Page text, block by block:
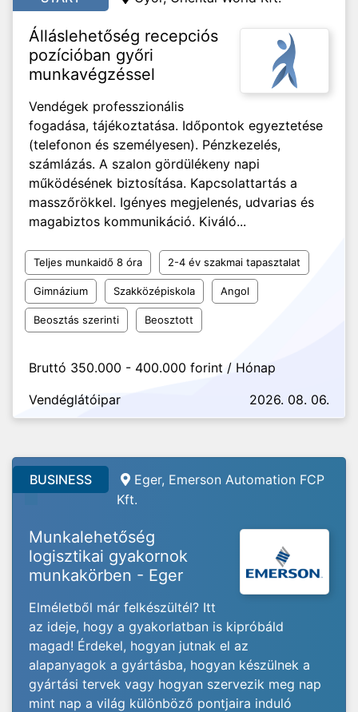
Álláslehetőség recepciós
pozícióban győri
munkavégzéssel
Vendégek professzionális
fogadása, tájékoztatása. Időpontok egyeztetése
(telefonon és személyesen). Pénzkezelés,
számlázás. A szalon gördülékeny napi
működésének biztosítása. Kapcsolattartás a
masszőrökkel. Igényes megjelenés, udvarias és
magabiztos kommunikáció. Kiváló...
Teljes munkaidő 8 óra 2-4 év szakmai tapasztalat
Gimnázium Szakközépiskola Angol
Beosztás szerinti Beosztott
Bruttó 350.000 - 400.000 forint / Hónap
Vendéglátóipar
2026. 08. 06.
BUSINESS
Eger, Emerson Automation FCP
Kft.
Munkalehetőség
logisztikai gyakornok
munkakörben - Eger
Elméletből már felkészültél? Itt
az ideje, hogy a gyakorlatban is kipróbáld
magad! Érdekel, hogyan jutnak el az
alapanyagok a gyártásba, hogyan készülnek a
gyártási tervek vagy hogyan szervezik meg nap
mint nap a világ különböző pontjaira induló